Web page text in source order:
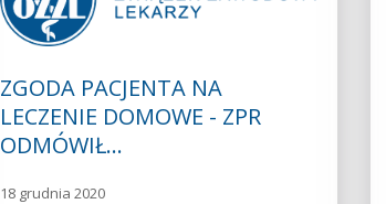
ZGODA PACJENTA NA
LECZENIE DOMOWE - ZPR
ODMÓWIŁ…
18 grudnia 2020